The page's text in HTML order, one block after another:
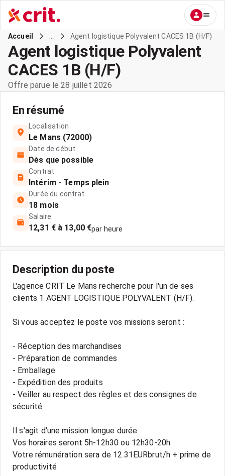
Accueil Agent logistique Polyvalent CACES 1B (H/F)
Agent logistique Polyvalent
CACES 1B (H/F)
Offre parue le 28 juillet 2026
En résumé
Localisation
Le Mans (72000)
Date de début
Dès que possible
Contrat
Intérim - Temps plein
Durée du contrat
18 mois
Salaire
12,31 € à 13,00 €par heure
Description du poste
L'agence CRIT Le Mans recherche pour l'un de ses
clients 1 AGENT LOGISTIQUE POLYVALENT (H/F).
Si vous acceptez le poste vos missions seront :
- Réception des marchandises
- Préparation de commandes
- Emballage
- Expédition des produits
- Veiller au respect des règles et des consignes de
sécurité
Il s'agit d'une mission longue durée
Vos horaires seront 5h-12h30 ou 12h30-20h
Votre rémunération sera de 12.31EURbrut/h + prime de
productivité